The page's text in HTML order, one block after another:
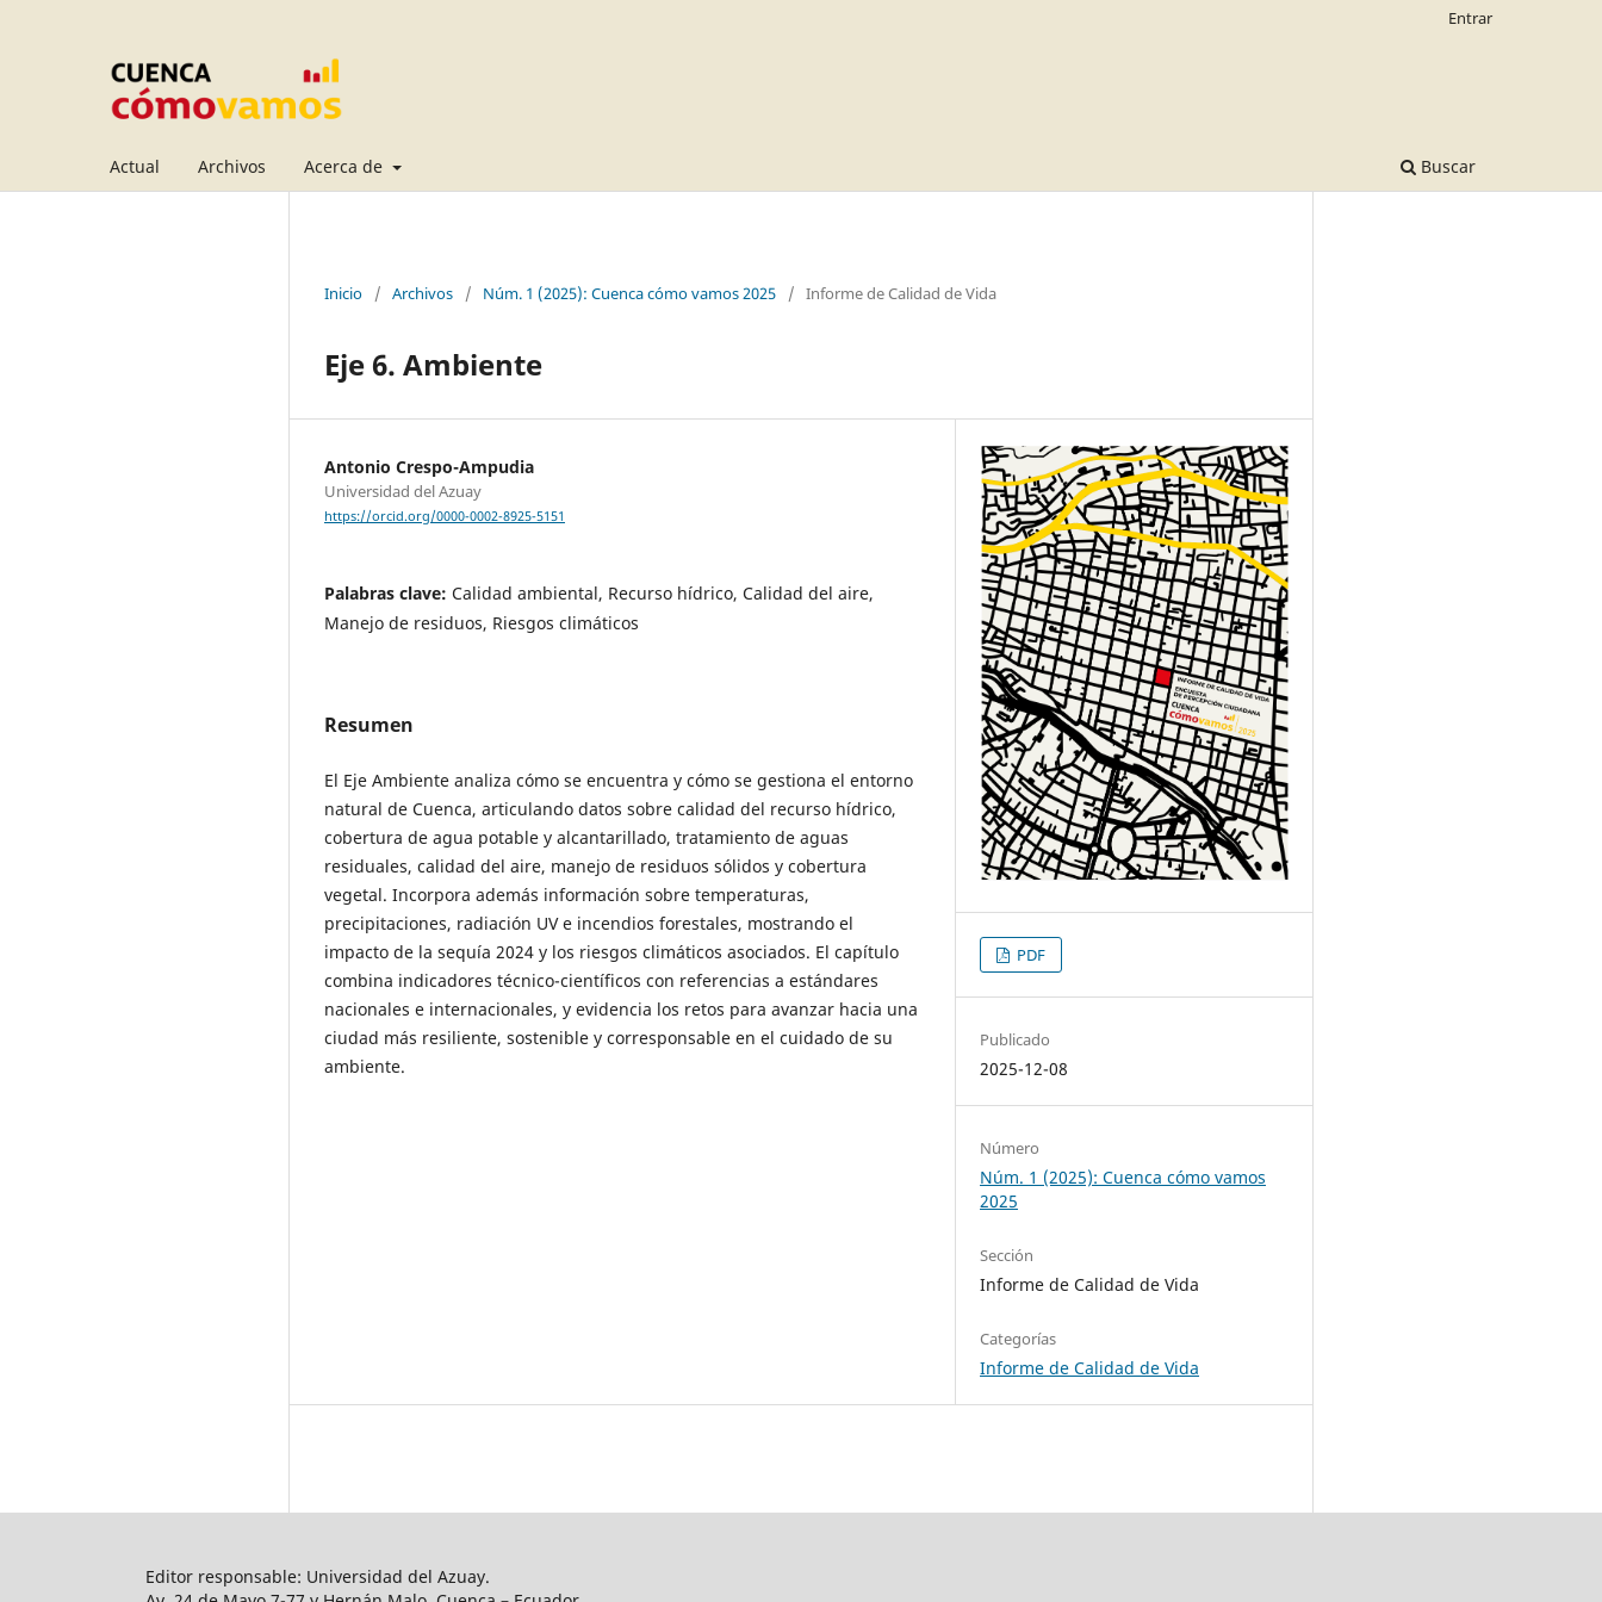
Actual Archivos Acerca de Buscar
Entrar
Inicio / Archivos / Núm. 1 (2025): Cuenca cómo vamos 2025 / Informe de Calidad de Vida
Eje 6. Ambiente
Antonio Crespo-Ampudia
Universidad del Azuay
https://orcid.org/0000-0002-8925-5151
Palabras clave: Calidad ambiental, Recurso hídrico, Calidad del aire,
Manejo de residuos, Riesgos climáticos
Resumen
El Eje Ambiente analiza cómo se encuentra y cómo se gestiona el entorno
natural de Cuenca, articulando datos sobre calidad del recurso hídrico,
cobertura de agua potable y alcantarillado, tratamiento de aguas
residuales, calidad del aire, manejo de residuos sólidos y cobertura
vegetal. Incorpora además información sobre temperaturas,
precipitaciones, radiación UV e incendios forestales, mostrando el
impacto de la sequía 2024 y los riesgos climáticos asociados. El capítulo
combina indicadores técnico-científicos con referencias a estándares
nacionales e internacionales, y evidencia los retos para avanzar hacia una
ciudad más resiliente, sostenible y corresponsable en el cuidado de su
ambiente.
PDF
Publicado
2025-12-08
Número
Núm. 1 (2025): Cuenca cómo vamos
2025
Sección
Informe de Calidad de Vida
Categorías
Informe de Calidad de Vida
Editor responsable: Universidad del Azuay.